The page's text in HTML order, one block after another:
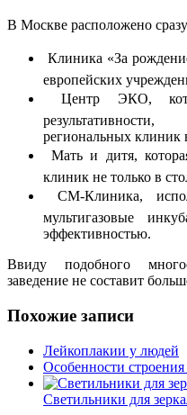
В Москве расположено
 Клиника «За
европейских
 Центр ЭКО,
региональных клиник
 Мать и дитя,
клиник не только в
 СМ-Клиника,
мультигазовые
эффективностью.
Ввиду подобного
заведение не составит
Похожие записи
Лейкоплакии у людей
Особенности
Светильники для